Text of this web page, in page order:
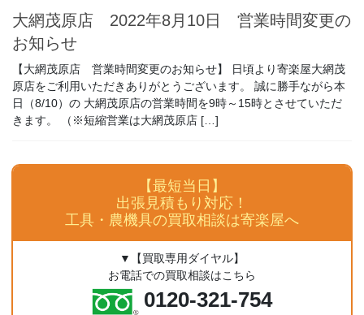
大網茂原店 2022年8月10日 営業時間変更の
お知らせ
【大網茂原店 営業時間変更のお知らせ】 日頃より寄楽屋大網茂
原店をご利用いただきありがとうございます。 誠に勝手ながら本
日（8/10）の 大網茂原店の営業時間を9時～15時とさせていただ
きます。 （※短縮営業は大網茂原店 […]
【最短当日】
出張見積もり対応！
工具・農機具の買取相談は寄楽屋へ
▼【買取専用ダイヤル】
お電話での買取相談はこちら
0120-321-754